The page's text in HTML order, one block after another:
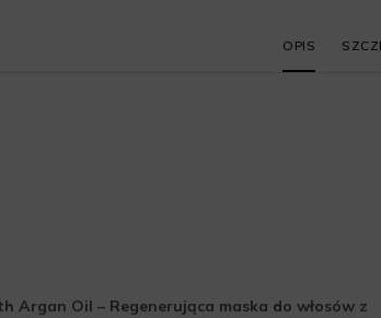
OPIS
Argan Oil – Regenerująca maska do włosów z